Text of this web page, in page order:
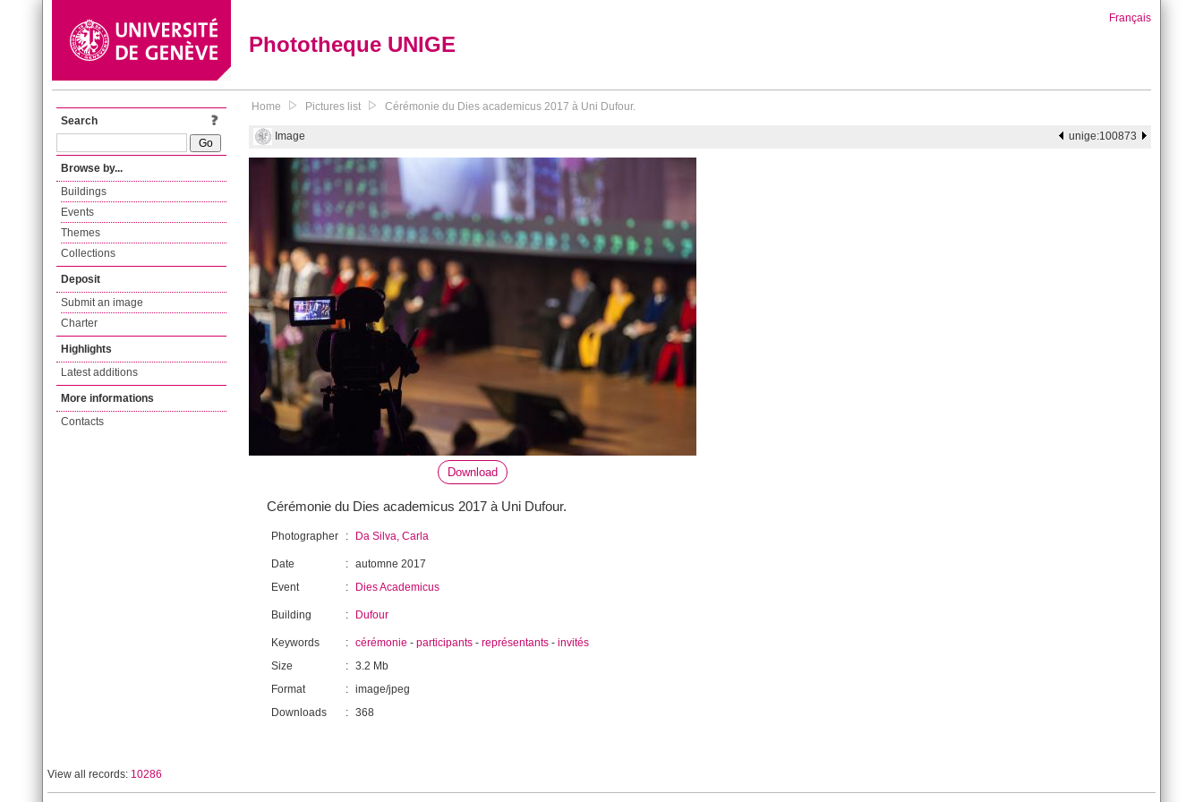
Phototheque UNIGE
Français
Search
Browse by...
Buildings
Events
Themes
Collections
Deposit
Submit an image
Charter
Highlights
Latest additions
More informations
Contacts
Home Pictures list Cérémonie du Dies academicus 2017 à Uni Dufour.
Image unige:100873
Download
Cérémonie du Dies academicus 2017 à Uni Dufour.
Photographer : Da Silva, Carla
Date : automne 2017
Event
: Dies Academicus
Building : Dufour
Keywords : cérémonie - participants - représentants - invités
Size
: 3.2 Mb
Format
: image/jpeg
Downloads
: 368
View all records: 10286